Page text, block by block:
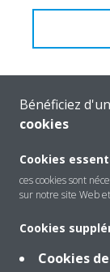
Bénéficiez
cookies
Cookies
ces cookies sont
sur notre site Web
Cookies
Cookies